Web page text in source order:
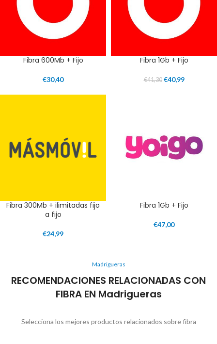
Fibra 600Mb + Fijo
€30,40
Fibra 1Gb + Fijo
€41,30 €40,99
Fibra 300Mb + ilimitadas fijo
a fijo
€24,99
Fibra 1Gb + Fijo
€47,00
Madrigueras
RECOMENDACIONES RELACIONADAS CON
FIBRA EN Madrigueras
Selecciona los mejores productos relacionados sobre fibra